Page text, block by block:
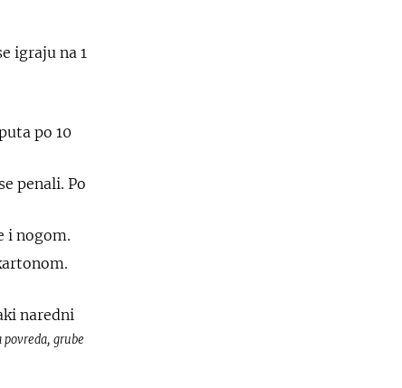
igraju na 1
po 10
penali. Po
i nogom.
naredni
povreda, grube